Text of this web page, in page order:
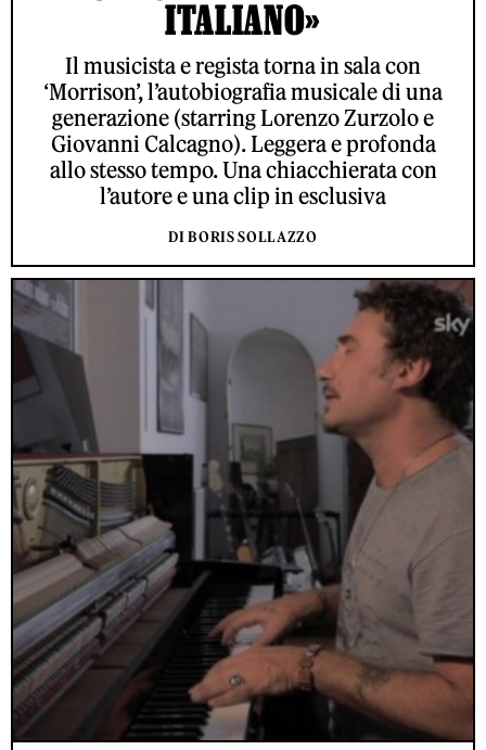
ITALIANO»
Il musicista e regista torna in sala con
‘Morrison’, l’autobiografia musicale di una
generazione (starring Lorenzo Zurzolo e
Giovanni Calcagno). Leggera e profonda
allo stesso tempo. Una chiacchierata con
l’autore e una clip in esclusiva
DI BORIS SOLLAZZO